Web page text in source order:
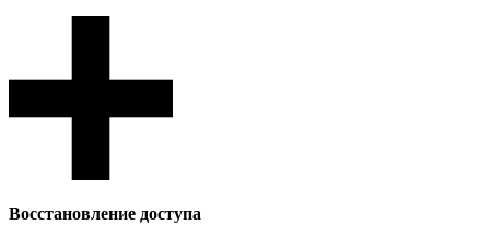
Восcтановление доступа